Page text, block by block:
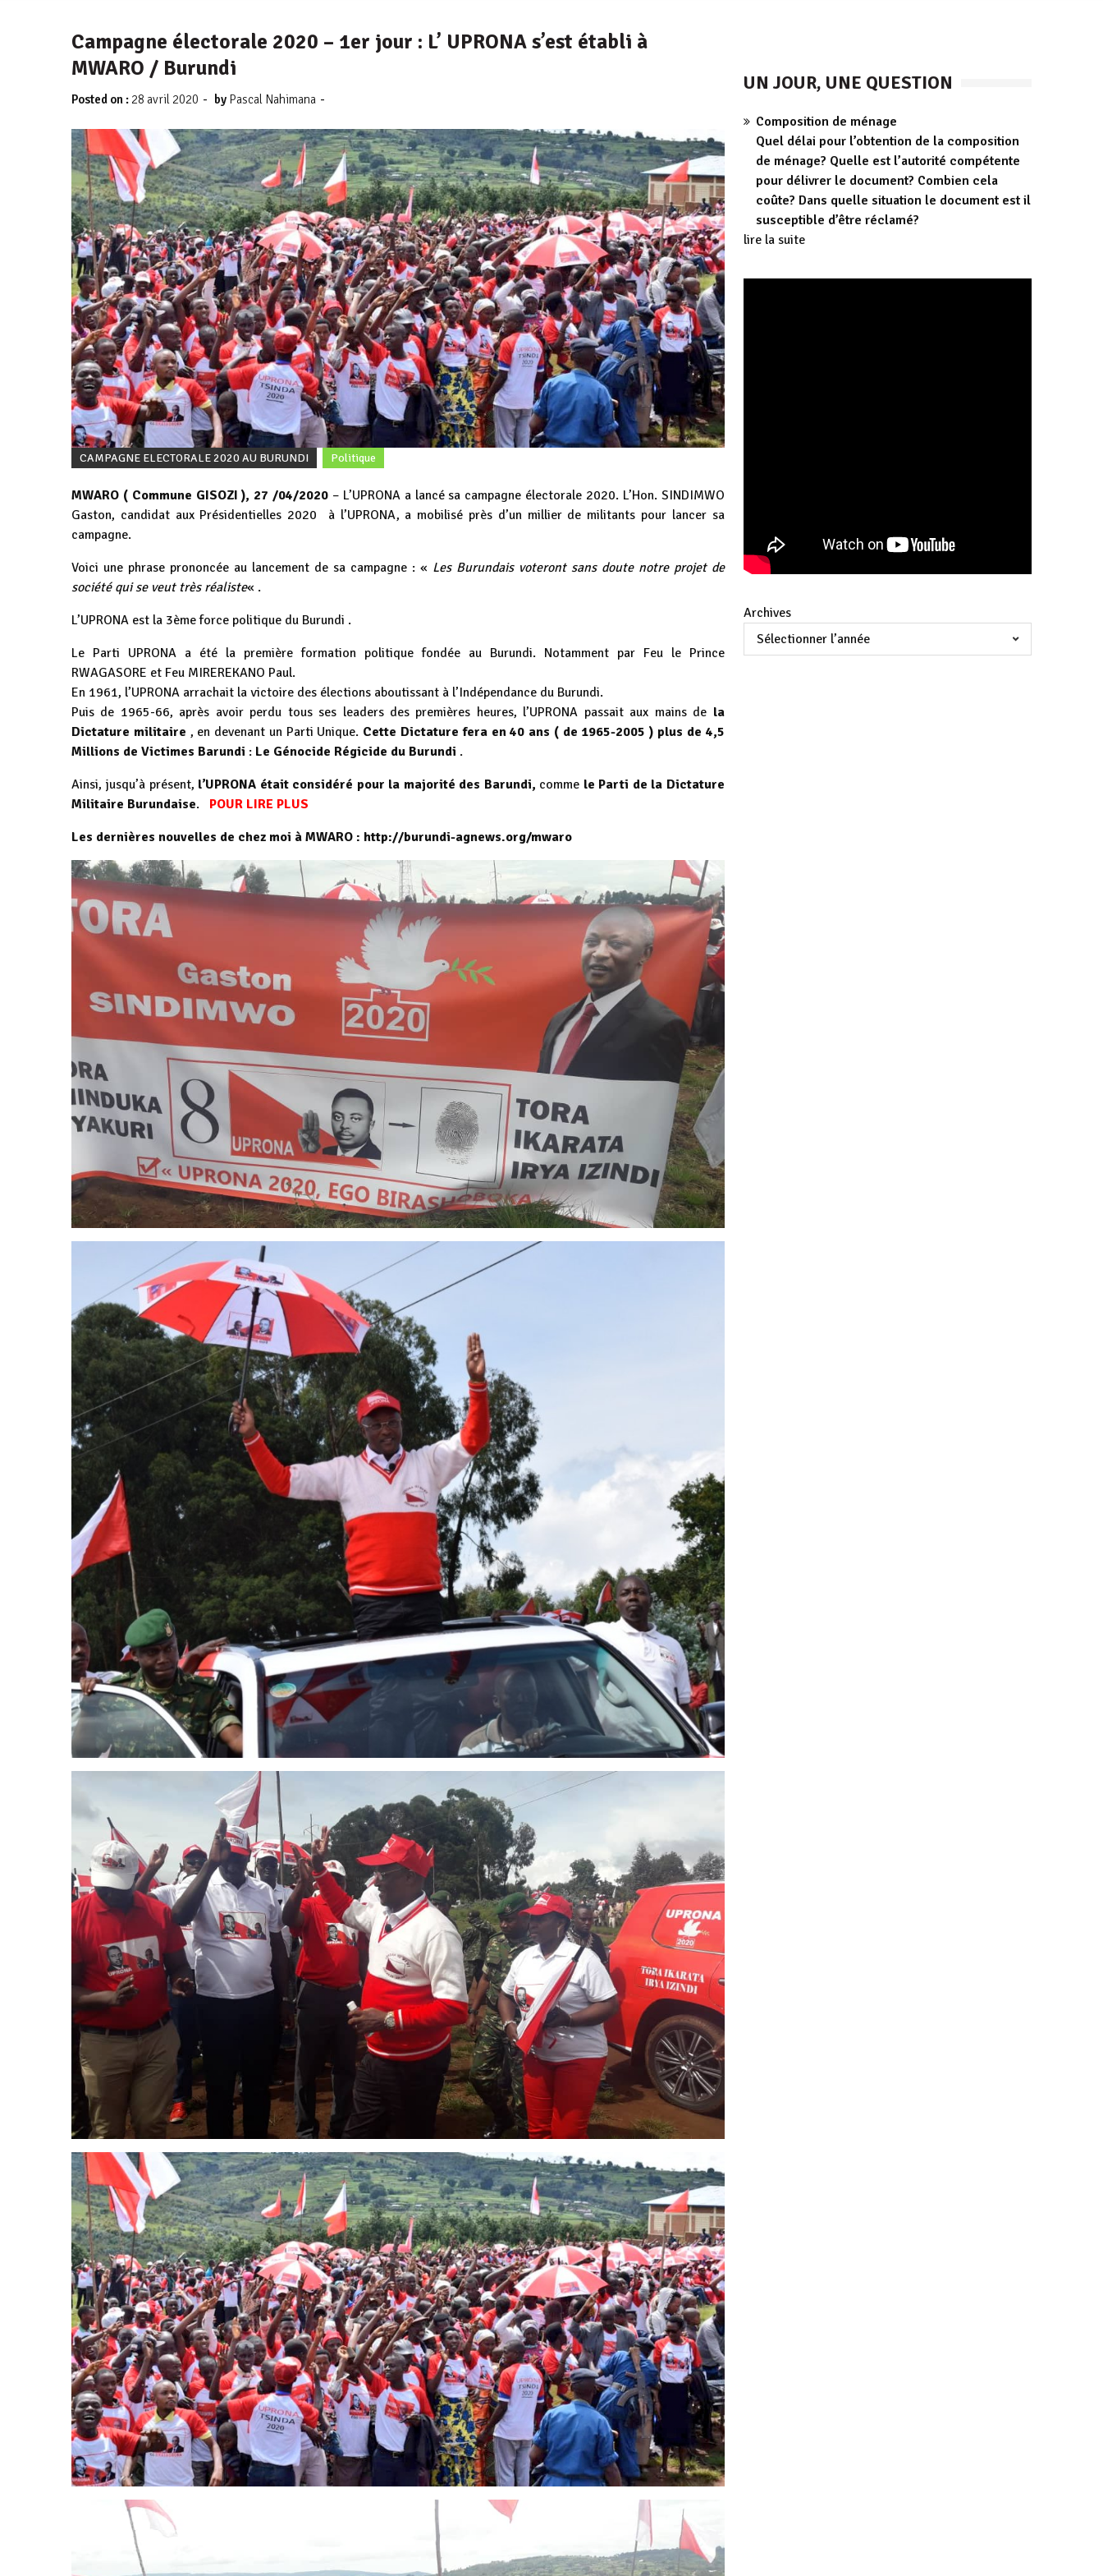
Campagne électorale 2020 – 1er jour : L’ UPRONA s’est établi à
MWARO / Burundi
Posted on : 28 avril 2020 - by Pascal Nahimana -
CAMPAGNE ELECTORALE 2020 AU BURUNDI Politique
MWARO ( Commune GISOZI ), 27 /04/2020 – L’UPRONA a lancé sa campagne électorale 2020. L’Hon. SINDIMWO
Gaston, candidat aux Présidentielles 2020 à l’UPRONA, a mobilisé près d’un millier de militants pour lancer sa
campagne.
Voici une phrase prononcée au lancement de sa campagne : « Les Burundais voteront sans doute notre projet de
société qui se veut très réaliste« .
L’UPRONA est la 3ème force politique du Burundi .
Le Parti UPRONA a été la première formation politique fondée au Burundi. Notamment par Feu le Prince
RWAGASORE et Feu MIREREKANO Paul.
En 1961, l’UPRONA arrachait la victoire des élections aboutissant à l’Indépendance du Burundi.
Puis de 1965-66, après avoir perdu tous ses leaders des premières heures, l’UPRONA passait aux mains de la
Dictature militaire , en devenant un Parti Unique. Cette Dictature fera en 40 ans ( de 1965-2005 ) plus de 4,5
Millions de Victimes Barundi : Le Génocide Régicide du Burundi .
Ainsi, jusqu’à présent, l’UPRONA était considéré pour la majorité des Barundi, comme le Parti de la Dictature
Militaire Burundaise. POUR LIRE PLUS
Les dernières nouvelles de chez moi à MWARO : http://burundi-agnews.org/mwaro
UN JOUR, UNE QUESTION
Composition de ménage
Quel délai pour l’obtention de la composition
de ménage? Quelle est l’autorité compétente
pour délivrer le document? Combien cela
coûte? Dans quelle situation le document est il
susceptible d’être réclamé?
lire la suite
Archives